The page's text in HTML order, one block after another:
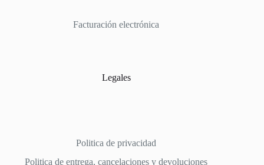
página
Facturación electrónica
Legales
Politica de privacidad
Politica de entrega, cancelaciones y devoluciones